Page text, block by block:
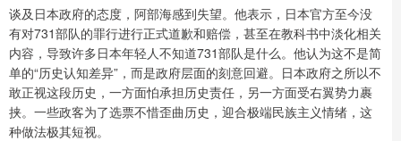
谈及日本政府的态度，阿部海感到失望。他表示，日本官方至今没
有对731部队的罪行进行正式道歉和赔偿，甚至在教科书中淡化相关
内容，导致许多日本年轻人不知道731部队是什么。他认为这不是简
单的“历史认知差异”，而是政府层面的刻意回避。日本政府之所以不
敢正视这段历史，一方面怕承担历史责任，另一方面受右翼势力裹
挟。一些政客为了选票不惜歪曲历史，迎合极端民族主义情绪，这
种做法极其短视。